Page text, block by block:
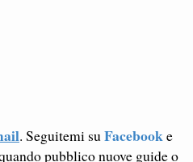
. Seguitemi su Facebooke
pubblico nuove guide o